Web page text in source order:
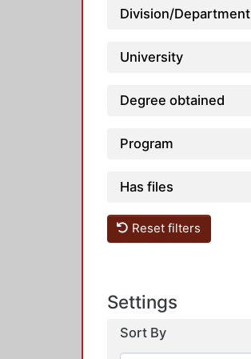
Division/Department
University
Degree obtained
Program
Has files
Reset filters
Settings
Sort By